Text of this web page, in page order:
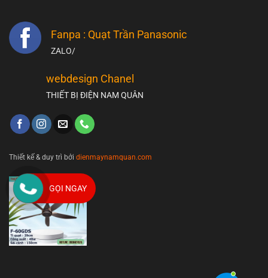
Fanpa : Quạt Trần Panasonic
ZALO/
webdesign Chanel
THIẾT BỊ ĐIỆN NAM QUÂN
Thiết kế & duy trì bởi dienmaynamquan.com
GỌI NGAY